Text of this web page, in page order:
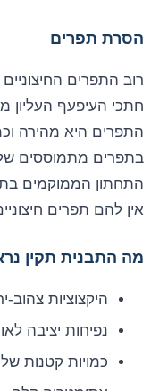
הסרת תפרים
חתכי העיפעף
התפרים היא מהירה
בתפרים מתמוססים
אין להם תפרים
מה התבנית תקין
היקצוציות
נפיחות יציבה
כמויות קטנות